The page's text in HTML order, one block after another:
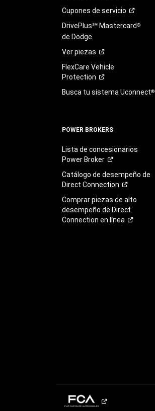
Cupones de servicio
DrivePlus℠ Mastercard®
de Dodge
Verpiezas
FlexCare Vehicle
Protection
Busca tu sistema Uconnect®
POWER BROKERS
Lista de concesionarios
Power Broker
Catálogo de desempeño de
Direct Connection
Comprar piezas de alto
desempeño de Direct
Connection en línea